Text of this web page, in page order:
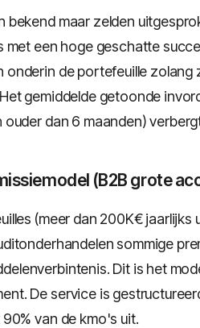
bekend maar zelden
met een hoge geschatte
onderin de portefeuille
gemiddelde getoonde
ouder dan 6 maanden)
(B2B grote
(meer dan 200K€
sommige
Dit is het
De service is
van de kmo's uit.